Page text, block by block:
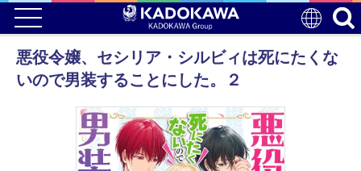
悪役令嬢、セシリア・シルビィは死にたくな
いので男装することにした。２